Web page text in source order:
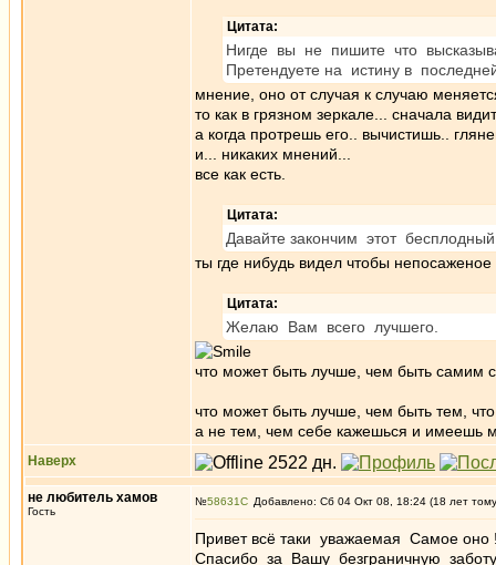
Цитата:
Нигде вы не пишите что
Претендуете на истину в
мнение, оно от случая к случаю
то как в грязном зеркале... сначала
а когда протрешь его.. вычистишь..
и... никаких мнений...
все как есть.
Цитата:
Давайте закончим этот бесплодный
ты где нибудь видел чтобы
Цитата:
Желаю Вам всего лучшего.
что может быть лучше, чем быть самим
что может быть лучше, чем быть тем,
а не тем, чем себе кажешься и имеешь
Наверх
не любитель хамов
Гость
№58631 Добавлено: Сб 04 Окт 08, 18:24 (18 лет
Привет всё таки уважаемая Самое оно
Спасибо за Вашу безграничную